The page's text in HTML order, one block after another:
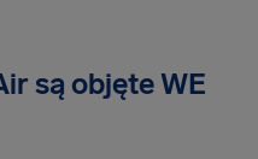
są objęte WE